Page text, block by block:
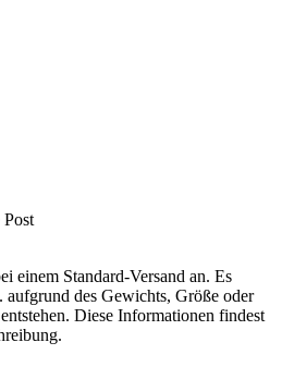
einem Standard-Versand an. Es
des Gewichts, Größe oder
Diese Informationen findest